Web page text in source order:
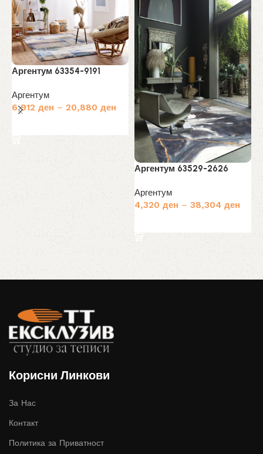
Аргентум 63354-9191
Аргентум
6,912 ден – 20,880 ден
Аргентум 63529-2626
Аргентум
4,320 ден – 38,304 ден
Корисни Линкови
За Нас
Контакт
Политика за Приватност